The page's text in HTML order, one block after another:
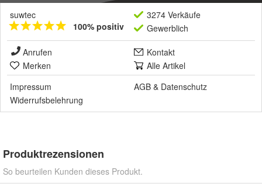
suwtec
100% positiv
3274 Verkäufe
Gewerblich
Anrufen
Kontakt
Merken
Alle Artikel
Impressum
AGB & Datenschutz
Widerrufsbelehrung
Produktrezensionen
So beurteilen Kunden dieses Produkt.